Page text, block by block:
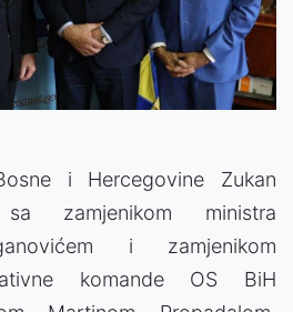
i Hercegovine Zukan
zamjenikom ministra
i zamjenikom
komande OS BiH